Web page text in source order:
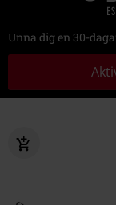
Unna dig en 30-